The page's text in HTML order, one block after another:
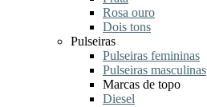
Rosa ouro
Dois tons
Pulseiras
Pulseiras femininas
Pulseiras masculinas
Marcas de topo
Diesel